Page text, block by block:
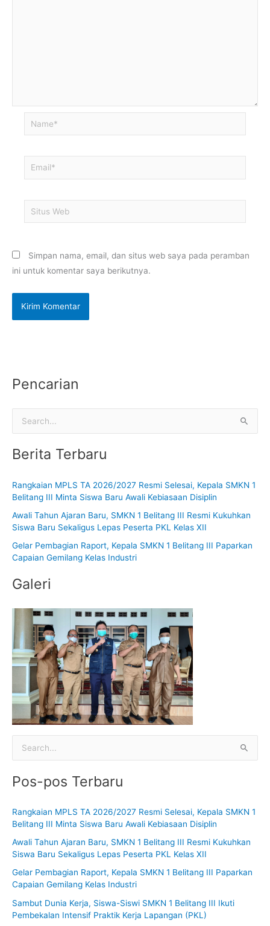
Name*
Email*
Situs
Web
Simpan nama, email, dan situs web saya pada peramban
ini untuk komentar saya berikutnya.
Pencarian
u
t
k
Berita Terbaru
Rangkaian MPLS TA 2026/2027 Resmi Selesai, Kepala SMKN 1
Belitang III Minta Siswa Baru Awali Kebiasaan Disiplin
Awali Tahun Ajaran Baru, SMKN 1 Belitang III Resmi Kukuhkan
Siswa Baru Sekaligus Lepas Peserta PKL Kelas XII
Gelar Pembagian Raport, Kepala SMKN 1 Belitang III Paparkan
Capaian Gemilang Kelas Industri
Galeri
u
t
k
Pos-pos Terbaru
Rangkaian MPLS TA 2026/2027 Resmi Selesai, Kepala SMKN 1
Belitang III Minta Siswa Baru Awali Kebiasaan Disiplin
Awali Tahun Ajaran Baru, SMKN 1 Belitang III Resmi Kukuhkan
Siswa Baru Sekaligus Lepas Peserta PKL Kelas XII
Gelar Pembagian Raport, Kepala SMKN 1 Belitang III Paparkan
Capaian Gemilang Kelas Industri
Sambut Dunia Kerja, Siswa-Siswi SMKN 1 Belitang III Ikuti
Pembekalan Intensif Praktik Kerja Lapangan (PKL)